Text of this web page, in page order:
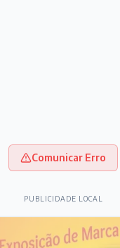
Comunicar Erro
PUBLICIDADE LOCAL